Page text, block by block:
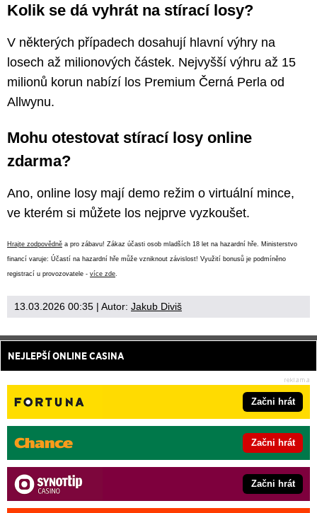
Kolik se dá vyhrát na stírací losy?
V některých případech dosahují hlavní výhry na
losech až milionových částek. Nejvyšší výhru až 15
milionů korun nabízí los Premium Černá Perla od
Allwynu.
Mohu otestovat stírací losy online
zdarma?
Ano, online losy mají demo režim o virtuální mince,
ve kterém si můžete los nejprve vyzkoušet.
Hrajte zodpovědně a pro zábavu! Zákaz účasti osob mladších 18 let na hazardní hře. Ministerstvo
financí varuje: Účastí na hazardní hře může vzniknout závislost! Využití bonusů je podmíněno
registrací u provozovatele - více zde
13.03.2026 00:35 | Autor: Jakub Diviš
NEJLEPŠÍ ONLINE CASINA
Začni hrát
Začni hrát
Začni hrát